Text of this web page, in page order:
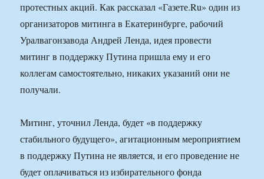
протестных акций. Как рассказал «Газете.Ru» один из
организаторов митинга в Екатеринбурге, рабочий
Уралвагонзавода Андрей Ленда, идея провести
митинг в поддержку Путина пришла ему и его
коллегам самостоятельно, никаких указаний они не
получали.
Митинг, уточнил Ленда, будет «в поддержку
стабильного будущего», агитационным мероприятием
в поддержку Путина не является, и его проведение не
будет оплачиваться из избирательного фонда